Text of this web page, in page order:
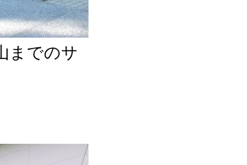
までのサ